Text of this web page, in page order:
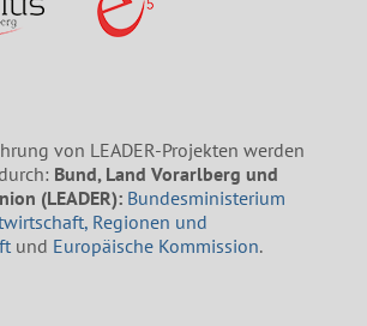
von LEADER-Projekten werden
Bund, Land Vorarlberg und
(LEADER): Bundesministerium
Regionen und
und Europäische Kommission.